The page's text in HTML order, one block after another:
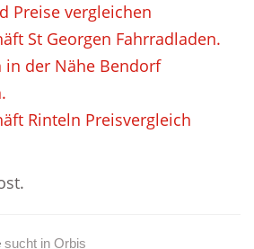
Preise vergleichen
St Georgen Fahrradladen.
in der Nähe Bendorf
Rinteln Preisvergleich
sucht in Orbis